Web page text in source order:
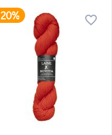
20%